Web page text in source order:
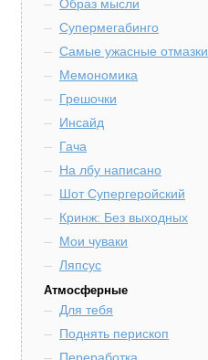
Образ мысли
Супермегабинго
Самые ужасные отмазки
Мемономика
Грешочки
Инсайд
Гача
На лбу написано
Шот Супергеройский
Кринж: Без выходных
Мои чуваки
Ляпсус
Атмосферные
Для тебя
Поднять перископ